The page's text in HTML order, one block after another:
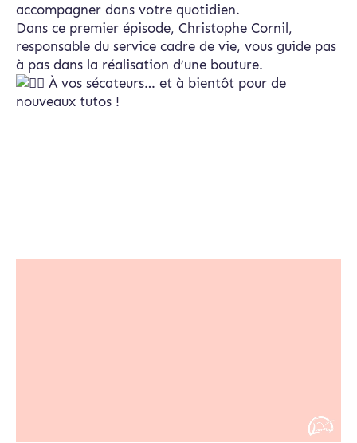
accompagner dans votre quotidien.
Dans ce premier épisode, Christophe Cornil,
responsable du service cadre de vie, vous guide pas
à pas dans la réalisation d’une bouture.
À vos sécateurs… et à bientôt pour de
nouveaux tutos !